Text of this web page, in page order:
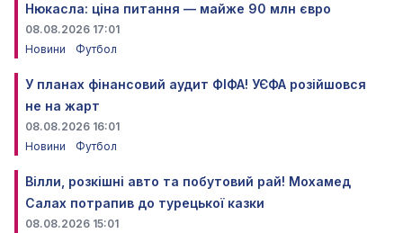
Нюкасла: ціна питання — майже 90 млн євро
08.08.2026 17:01
Новини
Футбол
У планах фінансовий аудит ФІФА! УЄФА розійшовся
не на жарт
08.08.2026 16:01
Новини
Футбол
Вілли, розкішні авто та побутовий рай! Мохамед
Салах потрапив до турецької казки
08.08.2026 15:01